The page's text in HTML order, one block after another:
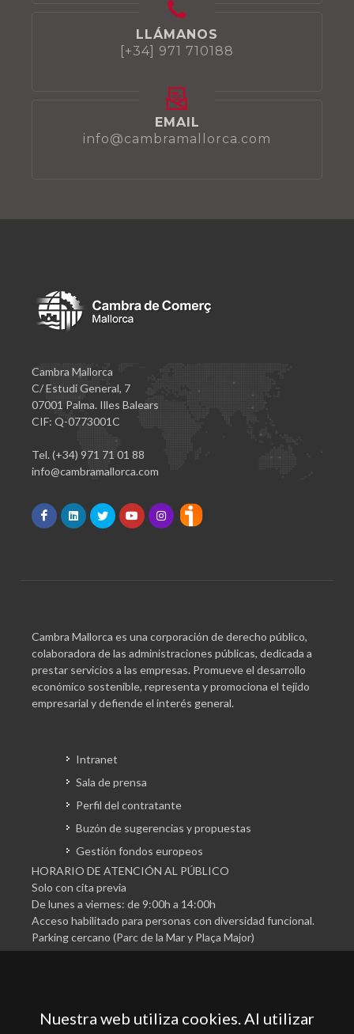
LLÁMANOS
[+34] 971 710188
EMAIL
info@cambramallorca.com
Cambra Mallorca
C/ Estudi General, 7
07001 Palma. Illes Balears
CIF: Q-0773001C
Tel. (+34) 971 71 01 88
info@cambramallorca.com
Cambra Mallorca es una corporación de derecho público,
colaboradora de las administraciones públicas, dedicada a
prestar servicios a las empresas. Promueve el desarrollo
económico sostenible, representa y promociona el tejido
empresarial y defiende el interés general.
Intranet
Sala de prensa
Perfil del contratante
Buzón de sugerencias y propuestas
Gestión fondos europeos
HORARIO DE ATENCIÓN AL PÚBLICO
Solo con cita previa
De lunes a viernes: de 9:00h a 14:00h
Acceso habilitado para personas con diversidad funcional.
Parking cercano (Parc de la Mar y Plaça Major)
Nuestra web utiliza cookies. Al utilizar